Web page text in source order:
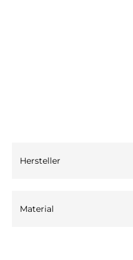
Hersteller
Material